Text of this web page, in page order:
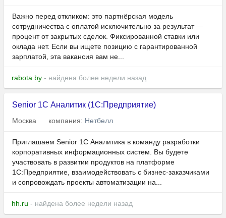
Важно перед откликом: это партнёрская модель
сотрудничества с оплатой исключительно за результат —
процент от закрытых сделок. Фиксированной ставки или
оклада нет. Если вы ищете позицию с гарантированной
зарплатой, эта вакансия вам не...
rabota.by - найдена более недели назад
Senior 1С Аналитик (1С:Предприятие)
Москва компания: Нетбелл
Приглашаем Senior 1С Аналитика в команду разработки
корпоративных информационных систем. Вы будете
участвовать в развитии продуктов на платформе
1С:Предприятие, взаимодействовать с бизнес-заказчиками
и сопровождать проекты автоматизации на...
hh.ru - найдена более недели назад